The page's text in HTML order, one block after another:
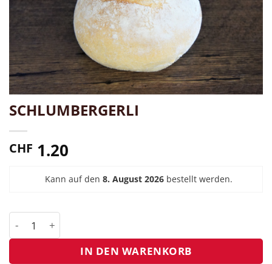
SCHLUMBERGERLI
CHF 1.20
Kann auf den 8. August 2026 bestellt werden.
IN DEN WARENKORB